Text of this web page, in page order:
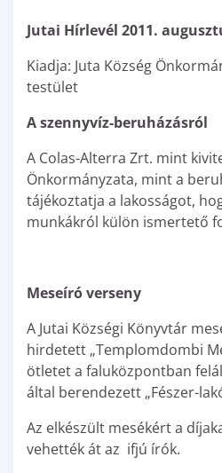
Jutai Hírlevél 2011.
Kiadja: Juta Község
testület
A szennyvíz-beruházásról
A Colas-Alterra Zrt. mint
Önkormányzata, mint a
tájékoztatja a lakosságot,
munkákról külön ismertető
Meseíró verseny
A Jutai Községi Könyvtár
hirdetett „Templomdombi
ötletet a faluközpontban
által berendezett „Fészer-
Az elkészült mesékért a
vehették át az ifjú írók.